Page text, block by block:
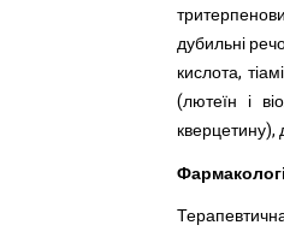
дубильні
кислота,
(лютеїн і
кверцетину),